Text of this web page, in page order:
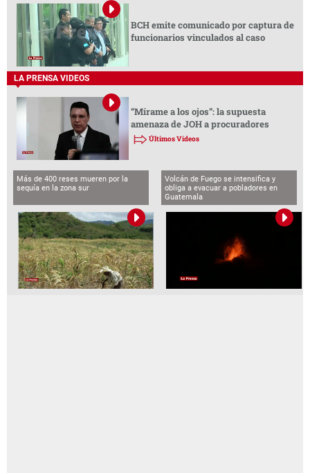
BCH emite comunicado por captura de
funcionarios vinculados al caso
LA PRENSA VIDEOS
“Mírame a los ojos”: la supuesta
amenaza de JOH a procuradores
Últimos Videos
Más de 400 reses mueren por la
sequía en la zona sur
Volcán de Fuego se intensifica y
obliga a evacuar a pobladores en
Guatemala